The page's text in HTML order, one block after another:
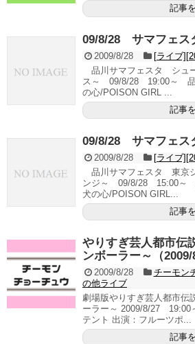
記事
09/8/28 サマフェ
2009/8/28
[ライブ
品川サマフェスタ シュ
ス～ 09/8/28 19:00～ 品
の心/POISON GIRL ...
記事
09/8/28 サマフェ
2009/8/28
[ライブ
品川サマフェスタ 東京
ンジ～ 09/8/28 15:00～
犬の心/POISON GIRL...
記事
やりすぎ芸人都市伝
ンボーラー～（2009/
2009/8/28 チーモン
の他ライブ
劇場版やりすぎ芸人都市
ーラー～ 2009/8/27
テント 出演：フルーツポ...
記事